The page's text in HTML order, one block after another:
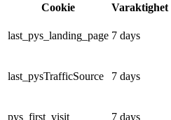
Cookie
Varaktighet
last_pys_landing_page 7 days
last_pysTrafficSource 7 days
pys_first_visit 7 days